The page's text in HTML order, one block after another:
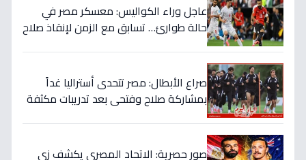
عاجل وراء الكواليس: معسكر مصر في
حالة طوارئ… تسابق مع الزمن لإنقاذ صلاح
صراع الأبطال: مصر تتحدى أستراليا غداً
بمشاركة صلاح وفتحي بعد تدريبات مكثفة
صور حصرية: الاتحاد المصري يكشف زي